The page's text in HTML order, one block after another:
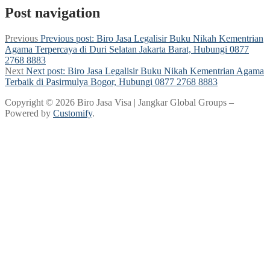
Post navigation
Previous Previous post: Biro Jasa Legalisir Buku Nikah Kementrian
Agama Terpercaya di Duri Selatan Jakarta Barat, Hubungi 0877
2768 8883
Next Next post: Biro Jasa Legalisir Buku Nikah Kementrian Agama
Terbaik di Pasirmulya Bogor, Hubungi 0877 2768 8883
Copyright © 2026 Biro Jasa Visa | Jangkar Global Groups –
Powered by Customify.